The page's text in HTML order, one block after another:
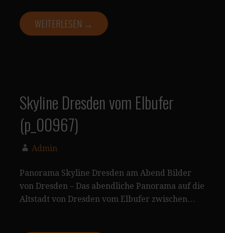
WEITERLESEN →
Skyline Dresden vom Elbufer
(p_00967)
Admin
Panorama Skyline Dresden am Abend Bilder
von Dresden – Das abendliche Panorama auf die
Altstadt von Dresden vom Elbufer zwischen…